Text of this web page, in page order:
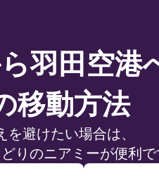
羽田空港
移動方法
避けたい場合は、
りのニアミーが便利